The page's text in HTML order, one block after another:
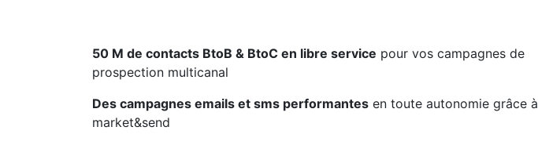
50 M de contacts BtoB & BtoC en libre service pour vos campagnes de
prospection multicanal
Des campagnes emails et sms performantes en toute autonomie grâce à
market&send